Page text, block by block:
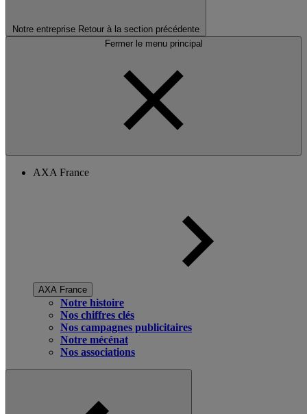
Notre entreprise Retour à la section précédente
Fermer le menu principal
AXA France
AXA France
Notre histoire
Nos chiffres clés
Nos campagnes publicitaires
Notre mécénat
Nos associations